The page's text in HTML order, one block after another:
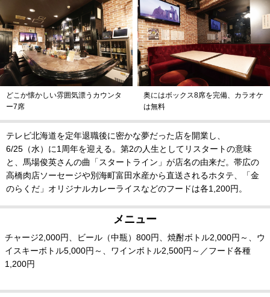
どこか懐かしい雰囲気漂うカウンタ
ー7席
奥にはボックス8席を完備、カラオケ
は無料
テレビ北海道を定年退職後に密かな夢だった店を開業し、
6/25（水）に1周年を迎える。第2の人生としてリスタートの意味
と、馬場俊英さんの曲「スタートライン」が店名の由来だ。帯広の
高橋肉店ソーセージや別海町富田水産から直送されるホタテ、「金
のらくだ」オリジナルカレーライスなどのフードは各1,200円。
メニュー
チャージ2,000円、ビール（中瓶）800円、焼酎ボトル2,000円～、ウ
イスキーボトル5,000円～、ワインボトル2,500円～／フード各種
1,200円